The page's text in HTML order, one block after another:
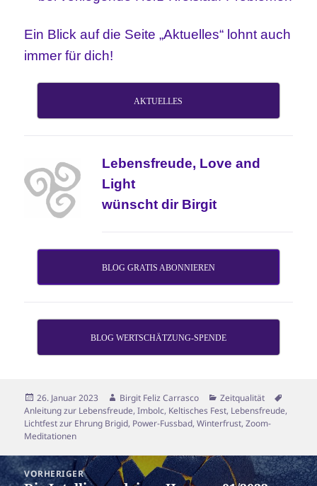
Ein Blick auf die Seite „Aktuelles“ lohnt auch
immer für dich!
AKTUELLES
Lebensfreude, Love and
Light
wünscht dir Birgit
BLOG GRATIS ABONNIEREN
BLOG WERTSCHÄTZUNG-SPENDE
Veröffentlicht
am
26. Januar 2023 Autor
Birgit Feliz Carrasco Kategorien
Zeitqualität
Anleitung zur Lebensfreude,Imbolc, Keltisches Fest, Lebensfreude,
Lichtfest zur Ehrung Brigid, Power-Fussbad,Winterfrust,Zoom-
Meditationen
Beitragsnavigation
VORHERIGER